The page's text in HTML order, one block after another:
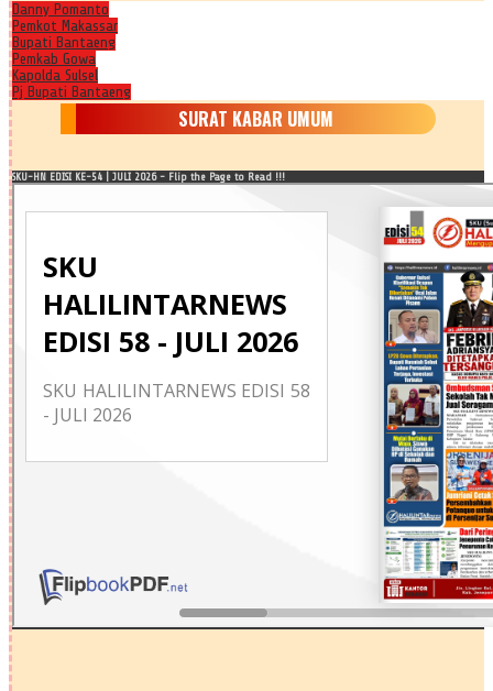
Danny Pomanto
Pemkot Makassar
Bupati Bantaeng
Pemkab Gowa
Kapolda Sulsel
Pj Bupati Bantaeng
SURAT KABAR UMUM
SKU-HN EDISI KE-54 | JULI 2026 - Flip the Page to Read !!!